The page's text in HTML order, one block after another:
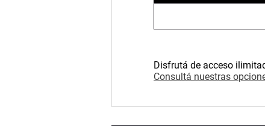
Disfrutá de acceso
Consultá nuestras